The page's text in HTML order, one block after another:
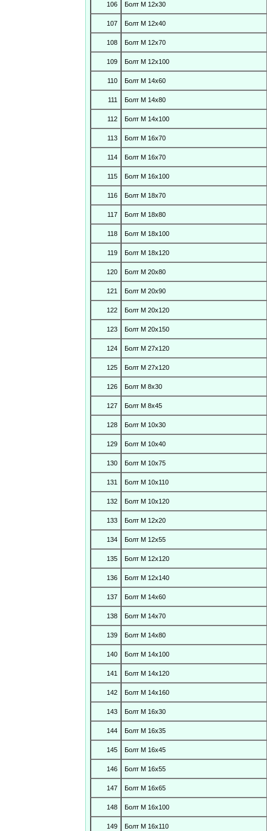
106 Болт М 12х30
107 Болт М 12х40
108 Болт М 12х70
109 Болт М 12х100
110 Болт М 14х60
111 Болт М 14х80
112 Болт М 14х100
113 Болт М 16х70
114 Болт М 16х70
115 Болт М 16х100
116 Болт М 18х70
117 Болт М 18х80
118 Болт М 18х100
119 Болт М 18х120
120 Болт М 20х80
121 Болт М 20х90
122 Болт М 20х120
123 Болт М 20х150
124 Болт М 27х120
125 Болт М 27х120
126 Болт М 8х30
127 Болт М 8х45
128 Болт М 10х30
129 Болт М 10х40
130 Болт М 10х75
131 Болт М 10х110
132 Болт М 10х120
133 Болт М 12х20
134 Болт М 12х55
135 Болт М 12х120
136 Болт М 12х140
137 Болт М 14х60
138 Болт М 14х70
139 Болт М 14х80
140 Болт М 14х100
141 Болт М 14х120
142 Болт М 14х160
143 Болт М 16х30
144 Болт М 16х35
145 Болт М 16х45
146 Болт М 16х55
147 Болт М 16х65
148 Болт М 16х100
149 Болт М 16х110